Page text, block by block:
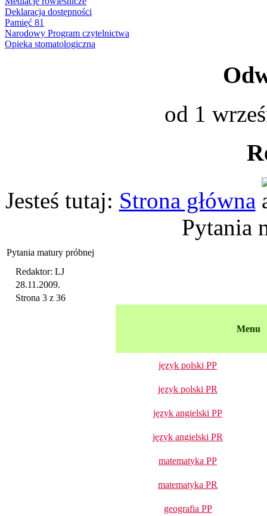
Deklaracja dostępności
Pamięć 81
Narodowy Program czytelnictwa
Opieka stomatologiczna
od 1
Jesteś tutaj: Strona główna
Pytania
Pytania matury próbnej
Redaktor: LJ
28.11.2009.
Strona 3 z 36
Menu
język polski PP
język polski PR
język angielski PP
język angielski PR
matematyka PP
matematyka PR
geografia PP